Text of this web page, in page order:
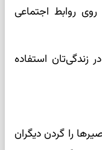
روی روابط اجتماعی
زندگی‌تان استفاده
را گردن دیگران